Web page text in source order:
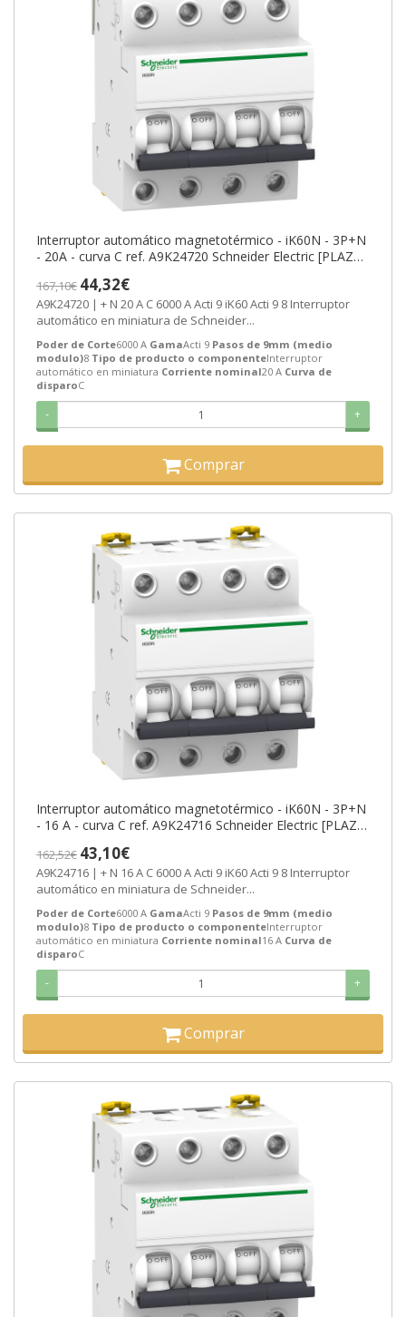
Interruptor automático magnetotérmico - iK60N - 3P+N
- 20A - curva C ref. A9K24720 Schneider Electric [PLAZO
167,10€ 44,32€
A9K24720 | + N 20 A C 6000 A Acti 9 iK60 Acti 9 8 Interruptor
automático en miniatura de Schneider...
Poder de Corte6000 A GamaActi 9 Pasos de 9mm (medio
modulo)8 Tipo de producto o componenteInterruptor
automático en miniatura Corriente nominal20 A Curva de
disparoC
- +
Comprar
Interruptor automático magnetotérmico - iK60N - 3P+N
- 16 A - curva C ref. A9K24716 Schneider Electric [PLAZO
162,52€ 43,10€
A9K24716 | + N 16 A C 6000 A Acti 9 iK60 Acti 9 8 Interruptor
automático en miniatura de Schneider...
Poder de Corte6000 A GamaActi 9 Pasos de 9mm (medio
modulo)8 Tipo de producto o componenteInterruptor
automático en miniatura Corriente nominal16 A Curva de
disparoC
- +
Comprar